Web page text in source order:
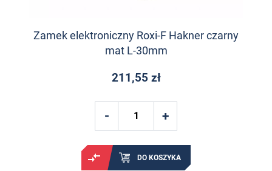
Zamek elektroniczny Roxi-F Hakner czarny
mat L-30mm
211,55 zł
DO KOSZYKA